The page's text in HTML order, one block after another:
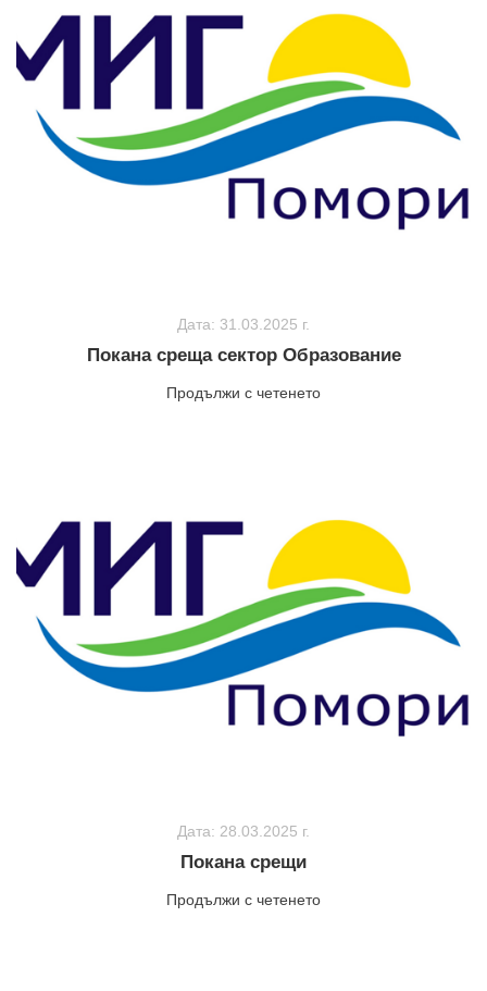
Дата: 31.03.2025 г.
Покана среща сектор Образование
Продължи с четенето
Дата: 28.03.2025 г.
Покана срещи
Продължи с четенето